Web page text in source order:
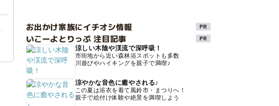
お出かけ家族にイチオシ情報
いこーよとりっぷ 注目記事
涼しい木陰や渓流で深呼吸！
市街地から近い森林浴スポットも多数
川遊びやハイキングを親子で満喫♪
涼やかな音色に癒やされる♪
この夏は浴衣を着て風鈴市・まつりへ！
親子で絵付け体験や絶景を満喫しよう